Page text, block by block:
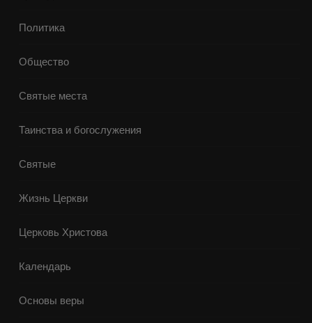
Политика
Общество
Святые места
Таинства и богослужения
Святые
Жизнь Церкви
Церковь Христова
Календарь
Основы веры